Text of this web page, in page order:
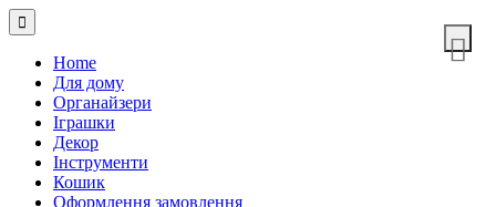
Home
Для дому
Органайзери
Іграшки
Декор
Інструменти
Кошик
Оформлення замовлення